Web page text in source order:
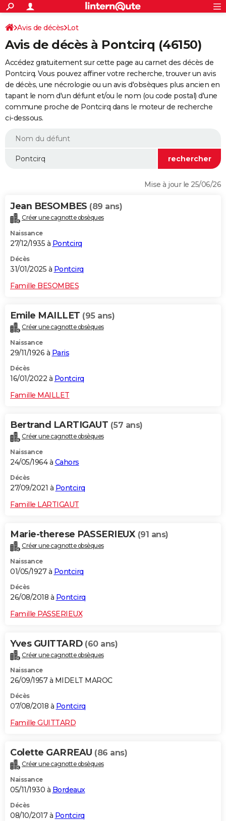
ACTUALITÉS
Politique
Société
Faits Divers
Education
Monde
Villes
+
SPORT
Coupe du monde 2026
Football
Tennis
Cyclisme
Rugby
Forum
Programme TV
TNT
Streaming
Cinéma
Sorties cinéma
Musique
+
FINANCE
Retraite
Epargne
Immobilier
Risques naturels par ville
Assurance
AUTO
Essais
Réserver un essai
Citadines
Berlines
SUV
Forum auto
+HIGH-TECH
BRICOLAGE
WEEK-END
Alimentation
Guide de la santé
Maladies
Médicaments
Sommeil
VOYAGE
Destinations
City break
Voyage nature
Voyage de noces
Forum
Climat
+PHOTO
GUIDES D'ACHAT
Carte de Noël
Carte Bonne année
Carte Saint-Valentin
Carte Pâques
Carte d'anniversaire
DICTIONNAIRE
Dictionnaire
Biographies
Citations
Expressions
Proverbes
PROGRAMME TV
S'inscrire
Se connecter
Lycées
Collèges
Primaires
Universités
Entreprises
Service militaire
Avis de recherche
AVIS DE DÉCÈS
FORUM
Avis de décès Lot
Avis de décès à Pontcirq (46150)
Accédez gratuitement sur cette page au carnet des décès de
Pontcirq. Vous pouvez affiner votre recherche, trouver un avis
de décès, une nécrologie ou un avis d'obsèques plus ancien en
tapant le nom d'un défunt et/ou le nom (ou code postal) d'une
commune proche de Pontcirq dans le moteur de recherche
ci-dessous.
Mise à jour le 25/06/26
Jean BESOMBES (89 ans)
Créer une cagnotte obsèques
Naissance
27/12/1935 à Pontcirq
Décès
31/01/2025 à Pontcirq
Famille BESOMBES
Emile MAILLET (95 ans)
Créer une cagnotte obsèques
Naissance
29/11/1926 à Paris
Décès
16/01/2022 à Pontcirq
Famille MAILLET
Bertrand LARTIGAUT (57 ans)
Créer une cagnotte obsèques
Naissance
24/05/1964 à Cahors
Décès
27/09/2021 à Pontcirq
Famille LARTIGAUT
Marie-therese PASSERIEUX (91 ans)
Créer une cagnotte obsèques
Naissance
01/05/1927 à Pontcirq
Décès
26/08/2018 à Pontcirq
Famille PASSERIEUX
Yves GUITTARD (60 ans)
Créer une cagnotte obsèques
Naissance
26/09/1957 à MIDELT MAROC
Décès
07/08/2018 à Pontcirq
Famille GUITTARD
Colette GARREAU (86 ans)
Créer une cagnotte obsèques
Naissance
05/11/1930 à Bordeaux
Décès
08/10/2017 à Pontcirq